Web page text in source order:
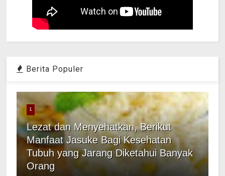
Berita Populer
1
Lezat dan Menyehatkan, Berikut
Manfaat Jasuke Bagi Kesehatan
Tubuh yang Jarang Diketahui Banyak
Orang